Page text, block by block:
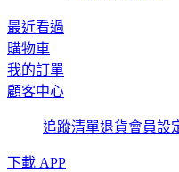
最近看過
購物車
我的訂單
顧客中心
追蹤清單退貨會員設
下載 APP